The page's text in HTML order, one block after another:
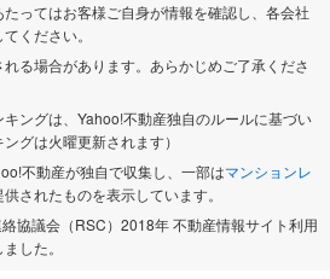
ってはお客様ご自身が情報を確認し、各会社
ください。
る場合があります。あらかじめご了承くださ
ングは、Yahoo!不動産独自のルールに基づい
グは火曜更新されます）
不動産が独自で収集し、一部はマンションレ
されたものを表示しています。
協議会（RSC）2018年 不動産情報サイト利用
した。